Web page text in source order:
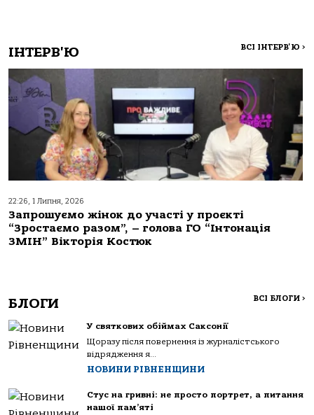
ІНТЕРВ'Ю ВСІ ІНТЕРВ'Ю >
22:26, 1 Липня, 2026
Запрошуємо жінок до участі у проєкті
“Зростаємо разом”, – голова ГО “Інтонація
ЗМІН” Вікторія Костюк
БЛОГИ ВСІ БЛОГИ >
У святкових обіймах Саксонії
Щоразу після повернення із журналістського
відрядження я...
НОВИНИ РІВНЕНЩИНИ
Стус на гривні: не просто портрет, а питання
нашої пам’яті